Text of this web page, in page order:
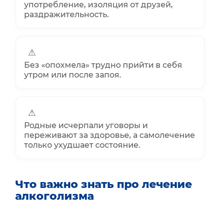
употребление, изоляция от друзей,
раздражительность.
⚠
Без «опохмела» трудно прийти в себя
утром или после запоя.
⚠
Родные исчерпали уговоры и
переживают за здоровье, а самолечение
только ухудшает состояние.
Что важно знать про лечение
алкоголизма